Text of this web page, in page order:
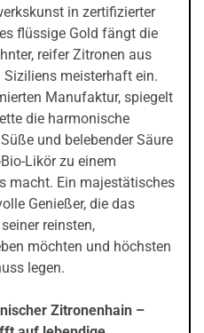
in zertifizierter
flüssige Gold fängt die
reifer Zitronen aus
meisterhaft ein.
Manufaktur, spiegelt
die harmonische
und belebender Säure
Likör zu einem
macht. Ein majestätisches
Genießer, die das
reinsten,
möchten und höchsten
legen.
Zitronenhain –